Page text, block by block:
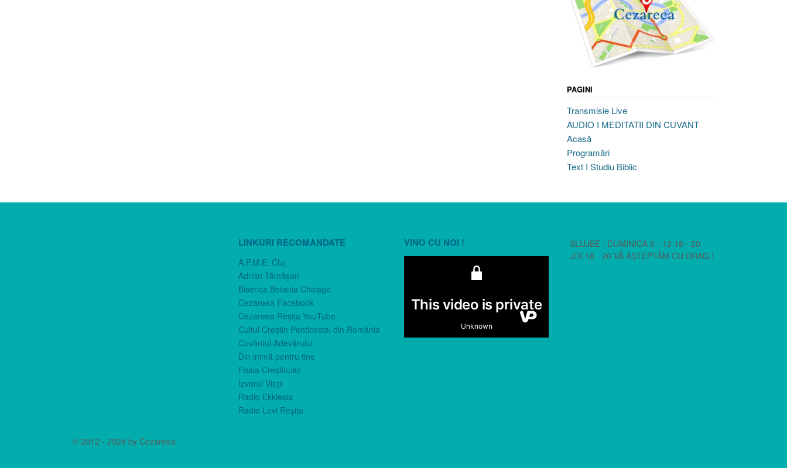
PAGINI
Transmisie Live
AUDIO I MEDITATII DIN CUVANT
Acasă
Programări
Text I Studiu Biblic
LINKURI RECOMANDATE
A.P.M.E. Cluj
Adrian Tămăşan
Biserica Betania Chicago
Cezareea Facebook
Cezareea Reşiţa YouTube
Cultul Creştin Penticostal din România
Cuvântul Adevărului
Din inimă pentru tine
Foaia Creştinului
Izvorul Vieţii
Radio Ekklesia
Radio Levi Reşiţa
VINO CU NOI !
SLUJBE : DUMINICA 9 - 12 18 - 20
JOI 18 - 20 VĂ AȘTEPTĂM CU DRAG !
© 2012 - 2024 by Cezareea